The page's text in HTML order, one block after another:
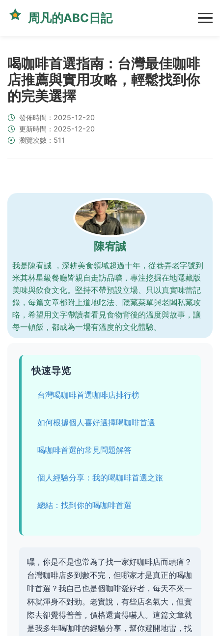
周凡的ABC日記
喝咖啡首選指南：台灣最佳咖啡
店推薦與實用攻略，輕鬆找到你
的完美選擇
發佈時間：2025-12-20
更新時間：2025-12-20
瀏覽次數：511
陳宥誠
我是陳宥誠 ，深耕美食領域超過十年，從巷弄老字號到
米其林星級餐廳皆親自走訪品嚐，專注挖掘在地隱藏版
美味與飲食文化。堅持不帶預設立場、只以真實味蕾記
錄，每篇文章都附上道地吃法、隱藏菜單與老闆私藏攻
略，希望用文字帶讀者看見食物背後的溫度與故事，讓
每一頓飯，都成為一場有溫度的文化體驗。
快速导览
台灣喝咖啡首選咖啡店排行榜
如何根據個人喜好選擇喝咖啡首選
喝咖啡首選的常見問題解答
個人經驗分享：我的喝咖啡首選之旅
總結：找到你的喝咖啡首選
嘿，你是不是也常為了找一家好咖啡店而頭痛？
台灣咖啡店多到數不完，但哪家才是真正的喝咖
啡首選？我自己也是個咖啡愛好者，每天不來一
杯就渾身不對勁。老實說，有些店名氣大，但實
際去卻覺得普普，價格還貴得嚇人。這篇文章就
是我多年喝咖啡的經驗分享，幫你避開地雷，找